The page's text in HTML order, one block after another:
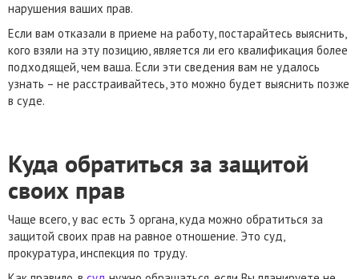
нарушения ваших прав.
Если вам отказали в приеме на работу, постарайтесь выяснить,
кого взяли на эту позицию, является ли его квалификация более
подходящей, чем ваша. Если эти сведения вам не удалось
узнать – не расстраивайтесь, это можно будет выяснить позже
в суде.
Куда обратиться за защитой
своих прав
Чаще всего, у вас есть 3 органа, куда можно обратиться за
защитой своих прав на равное отношение. Это суд,
прокуратура, инспекция по труду.